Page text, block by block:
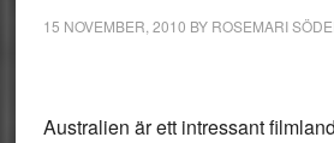
15 NOVEMBER, 2010 BY ROSEMARI
Australien är ett intressant